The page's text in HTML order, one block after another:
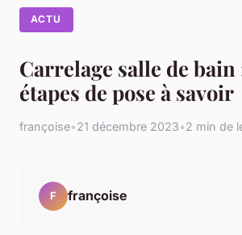
ACTU
Carrelage salle de bain
étapes de pose à savoir
françoise•21 décembre 2023•2 min de
F françoise